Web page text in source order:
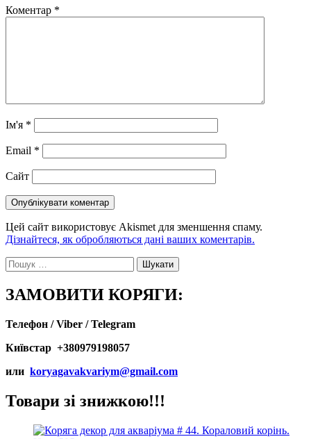
Коментар *
Ім'я *
Email *
Сайт
Цей сайт використовує Akismet для зменшення спаму.
Дізнайтеся, як обробляються дані ваших коментарів.
Пошук:
ЗАМОВИТИ КОРЯГИ:
Телефон / Viber / Telegram
Київстар +380979198057
или koryagavakvariym@gmail.com
Товари зі знижкою!!!